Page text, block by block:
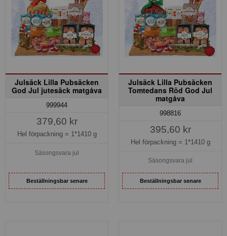
Julsäck Lilla Pubsäcken
God Jul jutesäck matgåva
999944
379,60 kr
Hel förpackning = 1*1410 g
Säsongsvara jul
Beställningsbar senare
Julsäck Lilla Pubsäcken
Tomtedans Röd God Jul
matgåva
998816
395,60 kr
Hel förpackning = 1*1410 g
Säsongsvara jul
Beställningsbar senare